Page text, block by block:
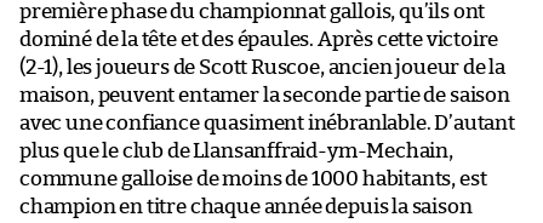
première phase du championnat gallois, qu’ils ont
dominé de la tête et des épaules. Après cette victoire
(2-1), les joueurs de Scott Ruscoe, ancien joueur de la
maison, peuvent entamer la seconde partie de saison
avec une confiance quasiment inébranlable. D’autant
plus que le club de Llansanffraid-ym-Mechain,
commune galloise de moins de 1000 habitants, est
champion en titre chaque année depuis la saison